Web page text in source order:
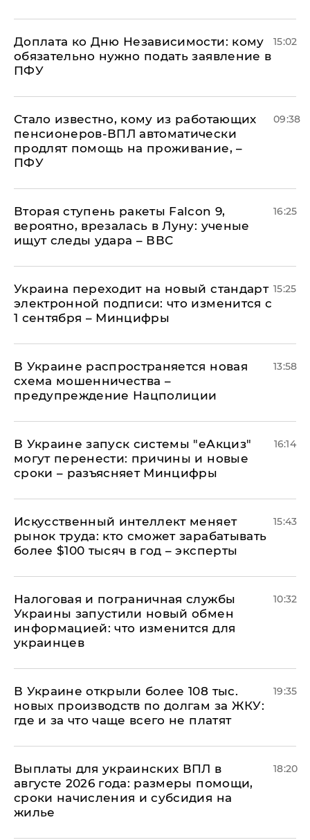
Доплата ко Дню Независимости: кому
обязательно нужно подать заявление в
ПФУ
15:02
Стало известно, кому из работающих
пенсионеров-ВПЛ автоматически
продлят помощь на проживание, –
ПФУ
09:38
Вторая ступень ракеты Falcon 9,
вероятно, врезалась в Луну: ученые
ищут следы удара – ВВС
16:25
Украина переходит на новый стандарт
электронной подписи: что изменится с
1 сентября – Минцифры
15:25
В Украине распространяется новая
схема мошенничества –
предупреждение Нацполиции
13:58
В Украине запуск системы "еАкциз"
могут перенести: причины и новые
сроки – разъясняет Минцифры
16:14
Искусственный интеллект меняет
рынок труда: кто сможет зарабатывать
более $100 тысяч в год – эксперты
15:43
Налоговая и пограничная службы
Украины запустили новый обмен
информацией: что изменится для
украинцев
10:32
В Украине открыли более 108 тыс.
новых производств по долгам за ЖКУ:
где и за что чаще всего не платят
19:35
Выплаты для украинских ВПЛ в
августе 2026 года: размеры помощи,
сроки начисления и субсидия на
жилье
18:20